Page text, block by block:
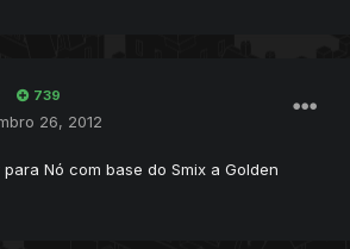
739
26, 2012
Nó com base do Smix a Golden